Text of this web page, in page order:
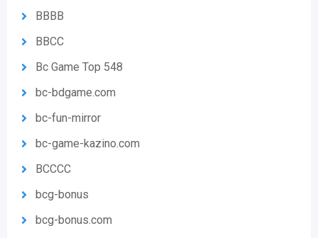
BBBB
BBCC
Bc Game Top 548
bc-bdgame.com
bc-fun-mirror
bc-game-kazino.com
BCCCC
bcg-bonus
bcg-bonus.com